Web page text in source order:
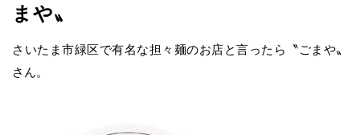
まや〟
さいたま市緑区で有名な担々麺のお店と言ったら〝ごまや〟
さん。